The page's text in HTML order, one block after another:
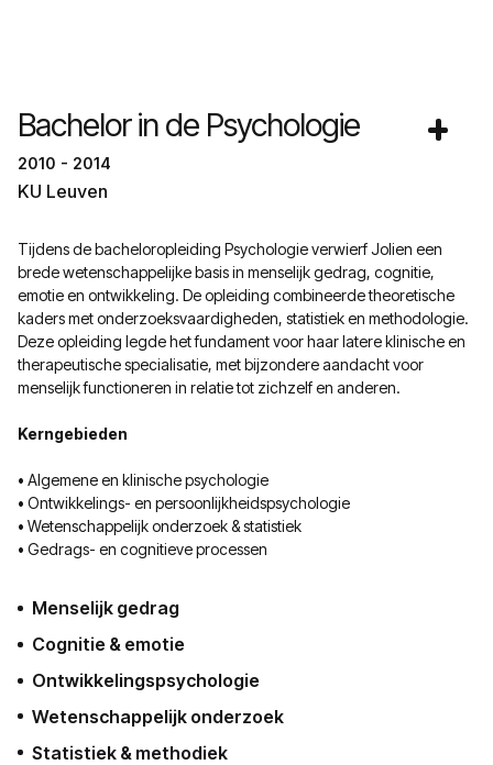
2010 - 2014
Bachelor in de Psychologie
KU Leuven
Tijdens de bacheloropleiding Psychologie verwierf Jolien een
brede wetenschappelijke basis in menselijk gedrag, cognitie,
emotie en ontwikkeling. De opleiding combineerde theoretische
kaders met onderzoeksvaardigheden, statistiek en methodologie.
Deze opleiding legde het fundament voor haar latere klinische en
therapeutische specialisatie, met bijzondere aandacht voor
menselijk functioneren in relatie tot zichzelf en anderen.
Kerngebieden
• Algemene en klinische psychologie
• Ontwikkelings- en persoonlijkheidspsychologie
• Wetenschappelijk onderzoek & statistiek
• Gedrags- en cognitieve processen
Menselijk gedrag
Cognitie & emotie
Ontwikkelingspsychologie
Wetenschappelijk onderzoek
Statistiek & methodiek